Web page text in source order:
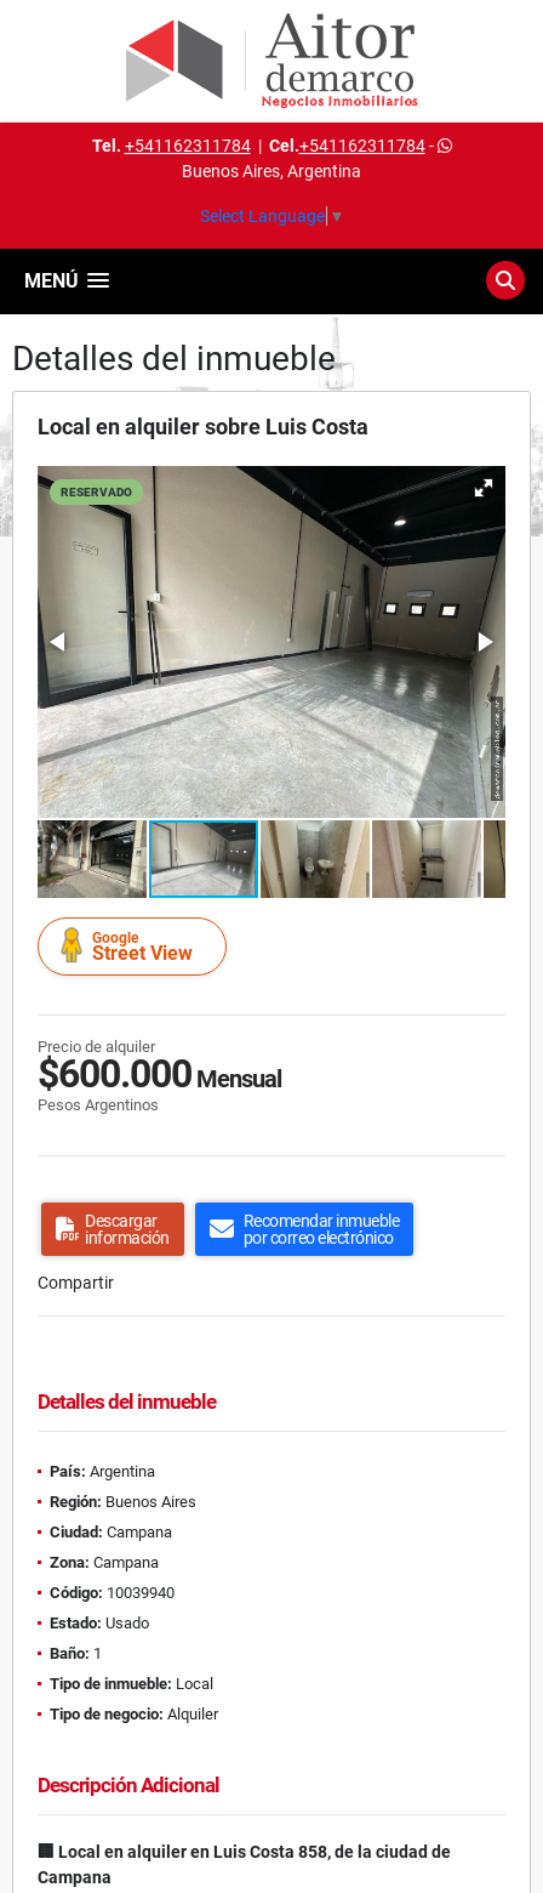
Tel. +541162311784| Cel.+541162311784-
Buenos Aires, Argentina
Select Language ▼
MENÚ
Detalles del inmueble
Local en alquiler sobre Luis Costa
RESERVADO
Google
Street View
Precio de alquiler
$600.000 Mensual
Pesos Argentinos
Descargar
información
Recomendar inmueble
por correo electrónico
Compartir
Detalles del inmueble
País: Argentina
Región: Buenos Aires
Ciudad: Campana
Zona: Campana
Código: 10039940
Estado: Usado
Baño: 1
Tipo de inmueble: Local
Tipo de negocio: Alquiler
Descripción Adicional
🏢 Local en alquiler en Luis Costa 858, de la ciudad de
Campana